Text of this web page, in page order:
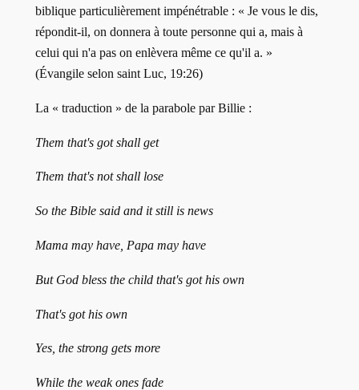
biblique particulièrement impénétrable : « Je vous le dis,
répondit-il, on donnera à toute personne qui a, mais à
celui qui n'a pas on enlèvera même ce qu'il a. »
(Évangile selon saint Luc, 19:26)
La « traduction » de la parabole par Billie :
Them that's got shall get
Them that's not shall lose
So the Bible said and it still is news
Mama may have, Papa may have
But God bless the child that's got his own
That's got his own
Yes, the strong gets more
While the weak ones fade